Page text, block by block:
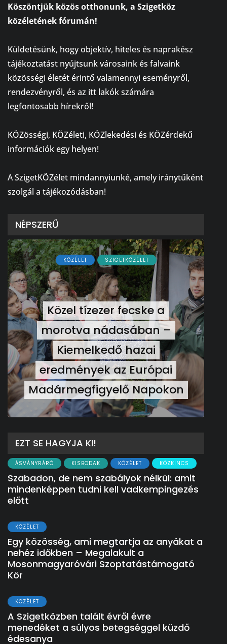
Köszöntjük közös otthonunk, a Szigetköz
közéletének fórumán!
Küldetésünk, hogy objektív, hiteles és naprakész
tájékoztatást nyújtsunk városaink és falvaink
közösségi életét érintő valamennyi eseményről,
rendezvényről, és az itt lakók számára
legfontosabb hírekről!
KÖZösségi, KÖZéleti, KÖZlekedési és KÖZérdekű
információk egy helyen!
A SzigetKÖZélet mindannyiunké, amely iránytűként
szolgál a tájékozódásban!
NÉPSZERŰ
KÖZÉLET SZIGETKÖZÉLET
Közel tízezer fecske a
morotva nádasában –
Kiemelkedő hazai
eredmények az Európai
Madármegfigyelő Napokon
EZT SE HAGYJA KI!
ÁSVÁNYRÁRÓ KISBODAK KÖZÉLET KÖZKINCS
Szabadon, de nem szabályok nélkül: amit
mindenképpen tudni kell vadkempingezés
előtt
KÖZÉLET
Egy közösség, ami megtartja az anyákat a
nehéz időkben – Megalakult a
Mosonmagyaróvári Szoptatástámogató
Kör
KÖZÉLET
A Szigetközben talált évről évre
menedéket a súlyos betegséggel küzdő
édesanya